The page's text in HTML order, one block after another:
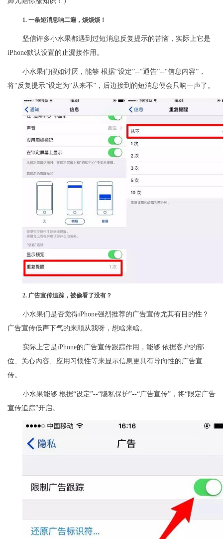
1. 一条短消息响二遍，烦烦烦！
坚信许多小水果都遇到过短消息反复提示的苦恼，实际上它是
iPhone默认设置的止漏接作用。
小水果们假如讨厌，能够 根据“设定”--“通告”--“信息内容”，
将“反复提示”设定为“从来不”，后边接到的短消息便会只响一声了。
2. 广告宣传追踪，被偷看了没有？
小水果们是否觉得iPhone强烈推荐的广告宣传尤其有目的性？
广告宣传低声下气的来顺从我呀，想啥来啥。
实际上它是iPhone的广告宣传跟踪作用，能够 依据客户的部
位、关心內容、应用习惯性等来显示信息更具有导向性的广告宣
传。
小水果能够 根据“设定”--“隐私保护”--“广告宣传”，将“限定广告
宣传追踪”开启。